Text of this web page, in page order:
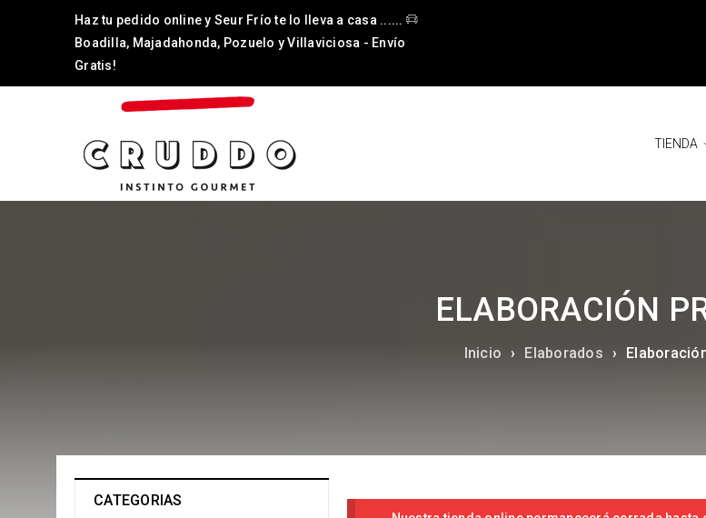
Haz tu pedido online y Seur Frío te lo lleva a casa ......
Boadilla, Majadahonda, Pozuelo y Villaviciosa - Envío
Gratis!
TIENDA
ELABORACIÓN
Inicio › Elaborados ›
CATEGORIAS